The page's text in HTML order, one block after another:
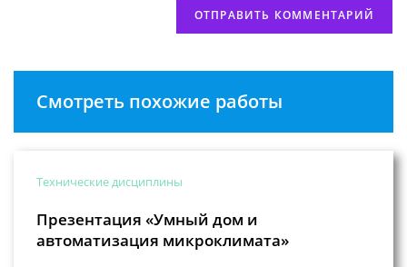
Смотреть похожие работы
Технические дисциплины
Презентация «Умный дом и
автоматизация микроклимата»